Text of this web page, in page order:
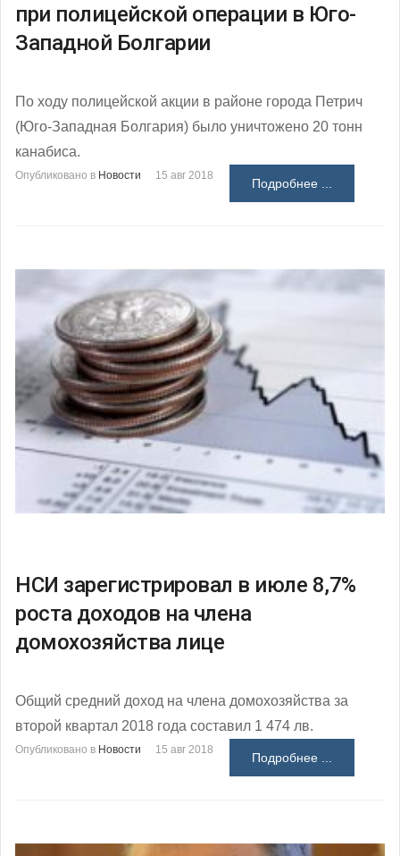
при полицейской операции в Юго-
Западной Болгарии
По ходу полицейской акции в районе города Петрич
(Юго-Западная Болгария) было уничтожено 20 тонн
канабиса.
Опубликовано в Новости 15 авг 2018
Подробнее ...
НСИ зарегистрировал в июле 8,7%
роста доходов на члена
домохозяйства лице
Общий средний доход на члена домохозяйства за
второй квартал 2018 года составил 1 474 лв.
Опубликовано в Новости 15 авг 2018
Подробнее ...